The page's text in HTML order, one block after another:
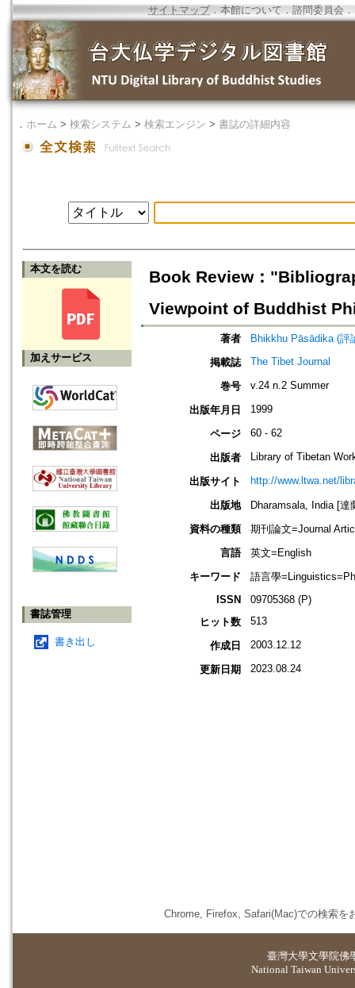
サイトマップ．本館について ． 諮問委員会 ．
． ホーム > 検索システム > 検索エンジン > 書誌の詳細内容
本文を読む
加えサービス
書誌管理
書き出し
Book Review：
Viewpoint of Buddhist
著者
Bhikkhu Pāsādika (評
掲載誌
The Tibet Journal
巻号 v.24 n.2 Summer
出版年月日 1999
ページ 60 - 62
出版者 Library of Tibetan
出版サイト http://www.ltwa.net/
出版地
Dharamsala, India [達
資料の種類
期刊論文=Journal
言語
英文=English
キーワード
語言學
ISSN
09705368 (P)
ヒット数
513
作成日 2003.12.12
更新日期 2023.08.24
Chrome, Firefox, Safari(Mac)での検索を
臺灣大學文學院佛
National Taiwan